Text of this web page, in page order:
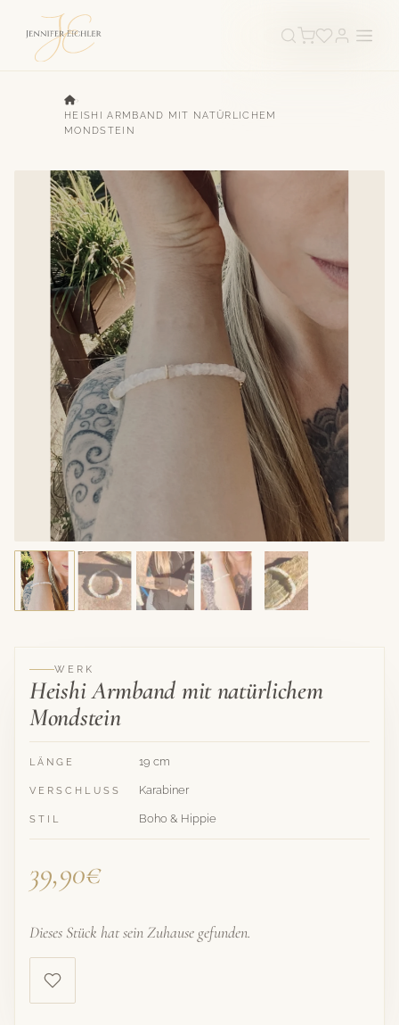
›
HEISHI ARMBAND MIT NATÜRLICHEM
MONDSTEIN
Hat sein Zuhause gefunden
HEISHI ARMBAND MIT NATÜRLICHEM
WERK
Heishi Armband mit natürlichem
Mondstein
LÄNGE 19 cm
VERSCHLUSS Karabiner
STIL Boho & Hippie
39,90€
Dieses Stück hat sein Zuhause gefunden.